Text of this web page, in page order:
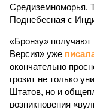
Средиземноморья.
Поднебесная с
«Бронзу»
Версия» уже
окончательно
грозит не только
Штатов, но и
возникновения